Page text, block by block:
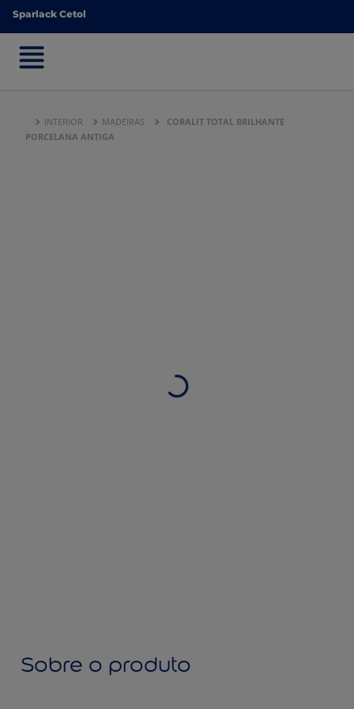
Sparlack Cetol
Sparlack Cetol
INTERIOR MADEIRAS
CORALIT TOTAL BRILHANTE
PORCELANA ANTIGA
Sobre o produto